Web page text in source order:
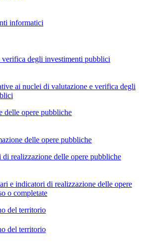
informatici
degli investimenti pubblici
ai nuclei di valutazione e verifica degli
delle opere pubbliche
delle opere pubbliche
realizzazione delle opere pubbliche
e indicatori di realizzazione delle opere
o completate
del territorio
del territorio